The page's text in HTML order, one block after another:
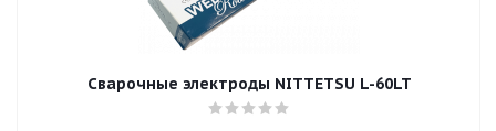
Сварочные электроды NITTETSU L-60LT